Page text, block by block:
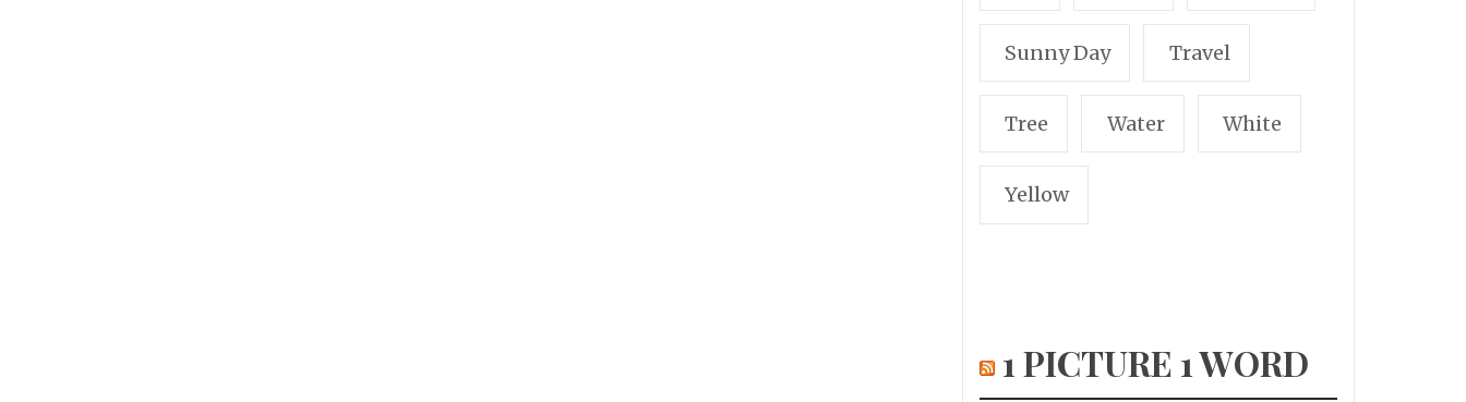
Sunny Day Travel
Tree Water White
Yellow
1 PICTURE 1 WORD